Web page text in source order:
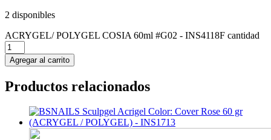
2 disponibles
ACRYGEL/ POLYGEL COSIA 60ml #G02 - INS4118F cantidad
Agregar al carrito
Productos relacionados